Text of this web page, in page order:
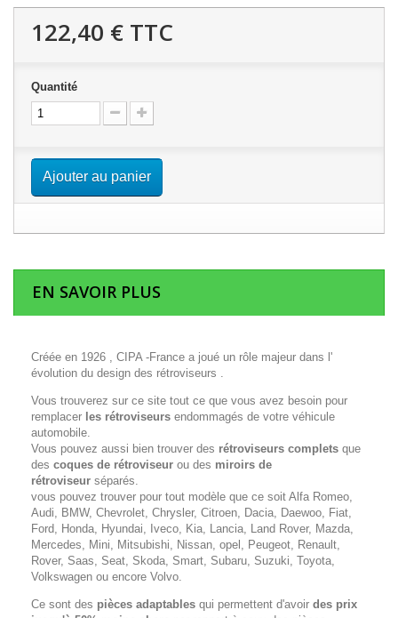
122,40 € TTC
Quantité
Ajouter au panier
EN SAVOIR PLUS
Créée en 1926 , CIPA -France a joué un rôle majeur dans l'
évolution du design des rétroviseurs .
Vous trouverez sur ce site tout ce que vous avez besoin pour
remplacer les rétroviseurs endommagés de votre véhicule
automobile.
Vous pouvez aussi bien trouver des rétroviseurs complets que
des coques de rétroviseur ou des miroirs de
rétroviseur séparés.
vous pouvez trouver pour tout modèle que ce soit Alfa Romeo,
Audi, BMW, Chevrolet, Chrysler, Citroen, Dacia, Daewoo, Fiat,
Ford, Honda, Hyundai, Iveco, Kia, Lancia, Land Rover, Mazda,
Mercedes, Mini, Mitsubishi, Nissan, opel, Peugeot, Renault,
Rover, Saas, Seat, Skoda, Smart, Subaru, Suzuki, Toyota,
Volkswagen ou encore Volvo.
Ce sont des pièces adaptables qui permettent d'avoir des prix